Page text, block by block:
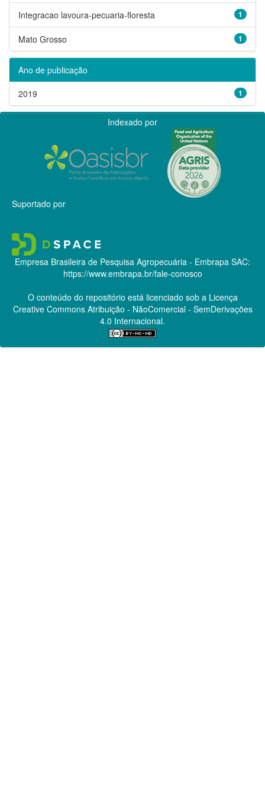
1
Integracao lavoura-pecuaria-floresta
1
Mato Grosso
Ano de publicação
1
2019
Indexado por
Suportado por
Empresa Brasileira de Pesquisa Agropecuária - Embrapa SAC:
https://www.embrapa.br/fale-conosco
O conteúdo do repositório está licenciado sob a Licença
Creative CommonsAtribuição - NãoComercial - SemDerivações
4.0 Internacional.